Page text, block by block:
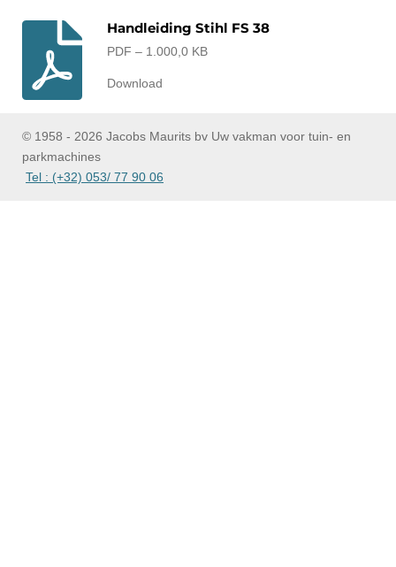
Handleiding Stihl FS 38
PDF – 1.000,0 KB
Download
© 1958 - 2026 Jacobs Maurits bv Uw vakman voor tuin- en
parkmachines
Tel : (+32) 053/ 77 90 06